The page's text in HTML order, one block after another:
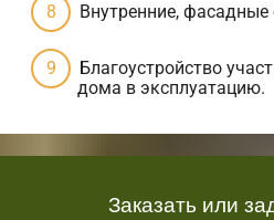
Внутренние,
Благоустройство
дома в эксплуатацию.
Заказать или